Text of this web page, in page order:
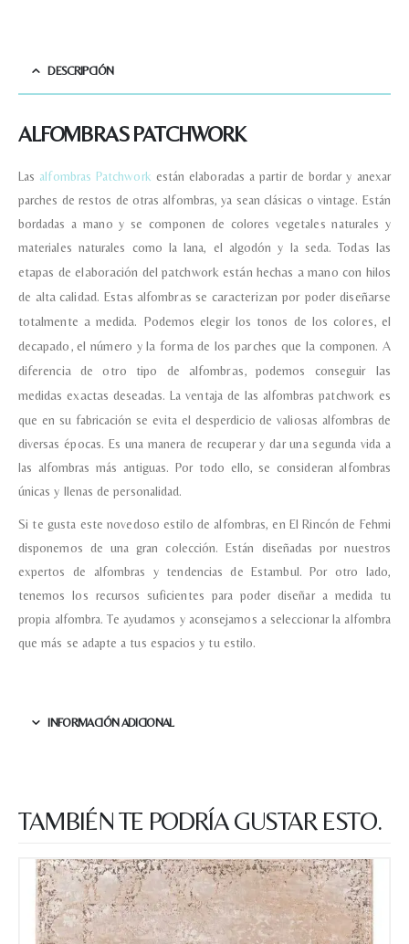
DESCRIPCIÓN
ALFOMBRAS PATCHWORK
Las alfombras Patchwork están elaboradas a partir de bordar y anexar
parches de restos de otras alfombras, ya sean clásicas o vintage. Están
bordadas a mano y se componen de colores vegetales naturales y
materiales naturales como la lana, el algodón y la seda.Todas las
etapas de elaboración del patchwork están hechas a mano con hilos
de alta calidad. Estas alfombras se caracterizan por poder diseñarse
totalmente a medida. Podemos elegir los tonos de los colores, el
decapado, el número y la forma de los parches que la componen. A
diferencia de otro tipo de alfombras, podemos conseguir las
medidas exactas deseadas.La ventaja de las alfombras patchwork es
que en su fabricación se evita el desperdicio de valiosas alfombras de
diversas épocas. Es una manera de recuperar y dar una segunda vida a
las alfombras más antiguas. Por todo ello, se consideran alfombras
únicas y llenas de personalidad.
Si te gusta este novedoso estilo de alfombras, en El Rincón de Fehmi
disponemos de una gran colección. Están diseñadas por nuestros
expertos de alfombras y tendencias de Estambul. Por otro lado,
tenemos los recursos suficientes para poder diseñar a medida tu
propia alfombra. Te ayudamos y aconsejamos a seleccionar la alfombra
que más se adapte a tus espacios y tu estilo.
INFORMACIÓN ADICIONAL
TAMBIÉN TE PODRÍA GUSTAR ESTO.
Nombre y apellido*
Teléfono
Correo electronico*
Tu mensaje.
Nombre y Referencia del producto*
Acuerdo RGPD
Doy mi consentimiento para que
esta web almacene la
información que envío para que
puedan responder a mi petición.
Recibir mi oferta